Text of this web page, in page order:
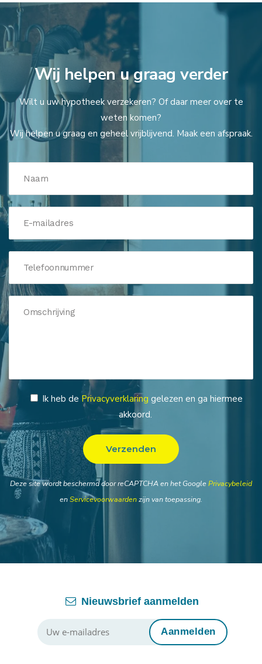
Wij helpen u graag verder
Wilt u uw hypotheek verzekeren? Of daar meer over te
weten komen?
Wij helpen u graag en geheel vrijblijvend. Maak een afspraak.
Ik heb de Privacyverklaring gelezen en ga hiermee
akkoord.
Deze site wordt beschermd door reCAPTCHA en het GooglePrivacybeleid
enServicevoorwaardenzijn van toepassing.
Nieuwsbrief aanmelden